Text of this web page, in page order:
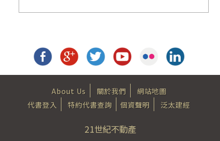
About Us 關於我們
網站地圖
代書登入
特約代書查詢 個資聲明 泛太建經
21世紀不動產